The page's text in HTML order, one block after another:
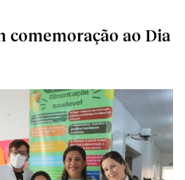
comemoração ao Dia